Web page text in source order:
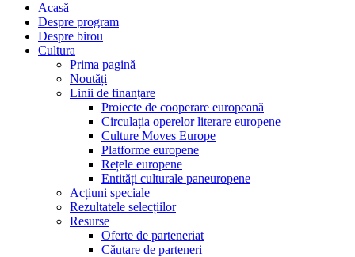
Acasă
Despre program
Despre birou
Cultura
Prima pagină
Noutăți
Linii de finanțare
Proiecte de cooperare europeană
Circulația operelor literare europene
Culture Moves Europe
Platforme europene
Rețele europene
Entități culturale paneuropene
Acțiuni speciale
Rezultatele selecțiilor
Resurse
Oferte de parteneriat
Căutare de parteneri